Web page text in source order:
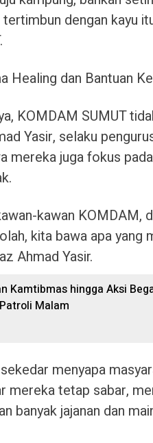
dengan kayu
Healing dan Bantuan
KOMDAM SUMUT
Yasir, selaku
mereka juga fokus
kawan KOMDAM,
kita bawa apa yang
Ahmad Yasir.
Kamtibmas hingga Aksi
Malam
menyapa
mereka tetap sabar,
banyak jajanan dan